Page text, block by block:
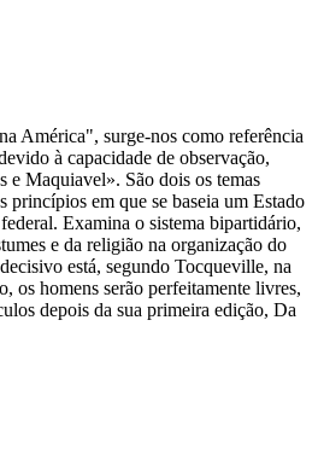
América", surge-nos como referência
à capacidade de observação,
e Maquiavel». São dois os temas
princípios em que se baseia um Estado
Examina o sistema bipartidário,
e da religião na organização do
está, segundo Tocqueville, na
os homens serão perfeitamente livres,
depois da sua primeira edição, Da